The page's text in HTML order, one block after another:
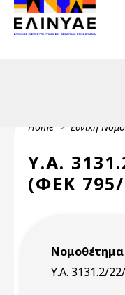
Skip to main content
Header Top 2
Header Top
Breadcrumb
Home Εθνική
Υ.Α.
(ΦΕΚ
Νομοθέτημα
Υ.Α. 3131.2/